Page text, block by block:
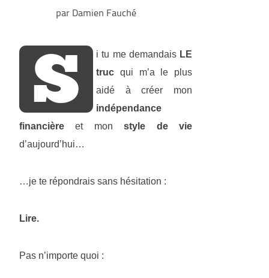
par Damien Fauché
S i tu me demandais LE
truc qui m’a le plus
aidé à créer mon
indépendance
financière et monstyle de vie
d’aujourd’hui…
…je te répondrais sans hésitation :
Lire.
Pas n’importe quoi :